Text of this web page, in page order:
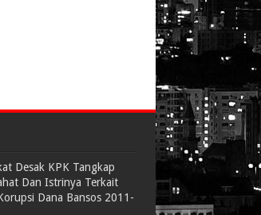
Desak KPK Tangkap
Dan Istrinya Terkait
Dana Bansos 2011-